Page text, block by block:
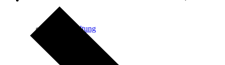
Stadtverwaltung